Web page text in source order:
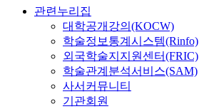
관련누리집
대학공개강의(KOCW)
학술정보통계시스템(Rinfo)
외국학술지지원센터(FRIC)
학술관계분석서비스(SAM)
사서커뮤니티
기관회원